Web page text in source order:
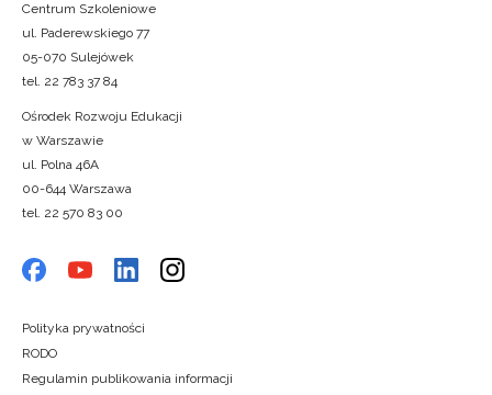
Centrum Szkoleniowe
ul. Paderewskiego 77
05-070 Sulejówek
tel. 22 783 37 84
Ośrodek Rozwoju Edukacji
w Warszawie
ul. Polna 46A
00-644 Warszawa
tel. 22 570 83 00
Polityka prywatności
RODO
Regulamin publikowania informacji